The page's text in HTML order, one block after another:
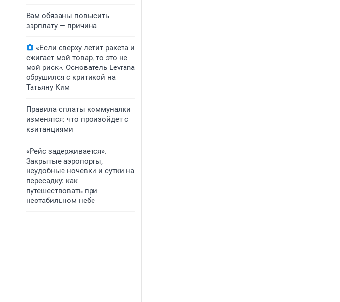
Вам обязаны повысить
зарплату — причина
«Если сверху летит ракета и
сжигает мой товар, то это не
мой риск». Основатель Levrana
обрушился с критикой на
Татьяну Ким
Правила оплаты коммуналки
изменятся: что произойдет с
квитанциями
«Рейс задерживается».
Закрытые аэропорты,
неудобные ночевки и сутки на
пересадку: как
путешествовать при
нестабильном небе